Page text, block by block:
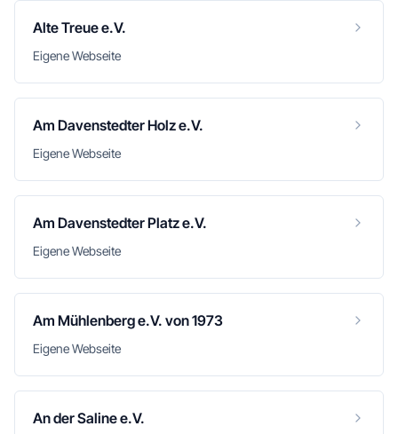
Alte Treue e.V.
Eigene Webseite
Am Davenstedter Holz e.V.
Eigene Webseite
Am Davenstedter Platz e.V.
Eigene Webseite
Am Mühlenberg e.V. von 1973
Eigene Webseite
An der Saline e.V.